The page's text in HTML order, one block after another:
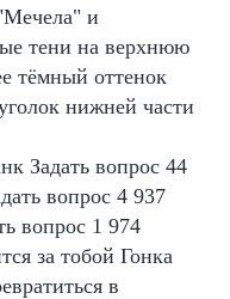
и
тени на верхнюю
тёмный оттенок
нижней части
Задать вопрос 44
вопрос 4 937
вопрос 1 974
за тобой Гонка
в